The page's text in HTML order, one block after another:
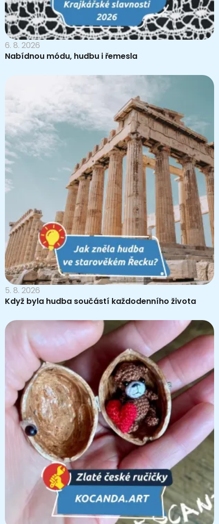
6. 8. 2026
Nabídnou módu, hudbu i řemesla
5. 8. 2026
Když byla hudba součástí každodenního života